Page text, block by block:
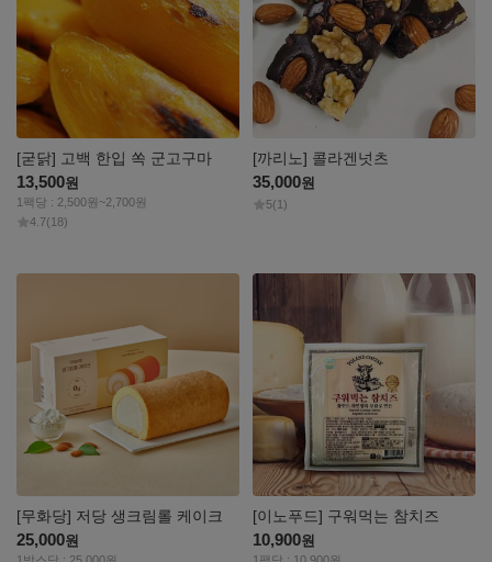
[굳닭] 고백 한입 쏙 군고구마
13,500원
1팩당 : 2,500원~2,700원
4.7(18)
[까리노] 콜라겐넛츠
35,000원
5(1)
[무화당] 저당 생크림롤 케이크
25,000원
[이노푸드] 구워먹는 참치즈
10,900원
보기